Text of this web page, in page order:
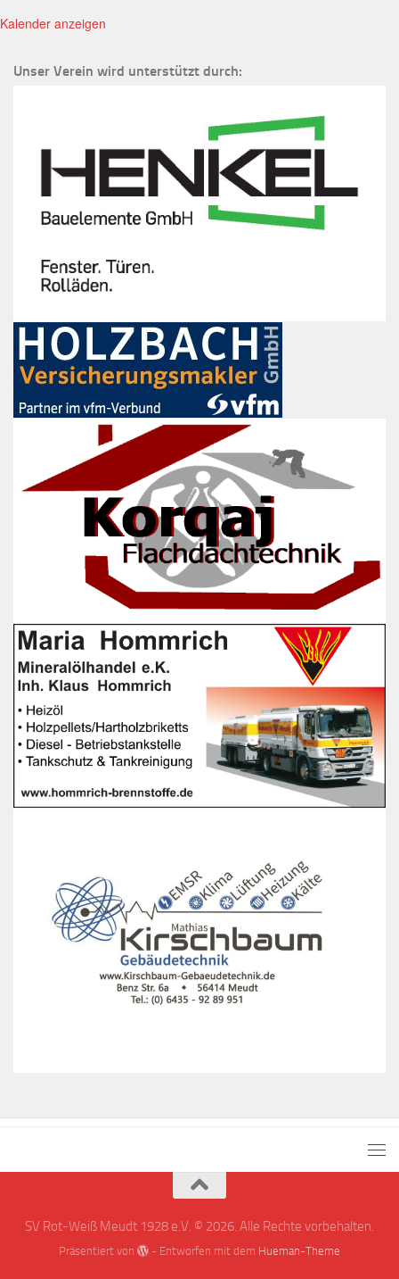
Kalender anzeigen
Unser Verein wird unterstützt durch:
SV Rot-Weiß Meudt 1928 e.V. © 2026. Alle Rechte vorbehalten.
Präsentiert von - Entworfen mit dem Hueman-Theme